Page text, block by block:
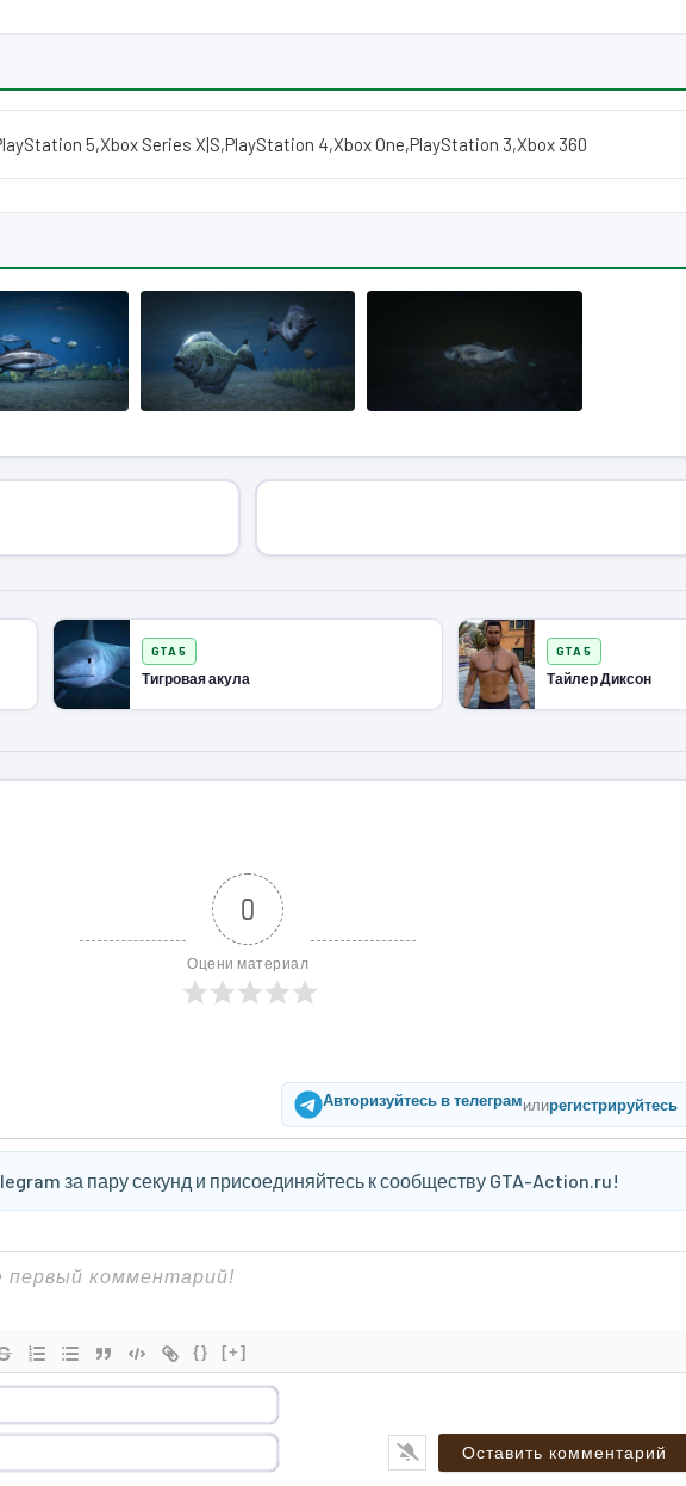
5,Xbox Series X|S,PlayStation 4,Xbox One,PlayStation 3,Xbox 360
GTA 5
Тигровая акула
GTA 5
Тайлер Диксон
0
Оцени материал
Авторизуйтесь в телеграмилирегистрируйтесь
за пару секунд и присоединяйтесь к сообществу GTA-Action.ru!
{} [+]
Имя*
Email*